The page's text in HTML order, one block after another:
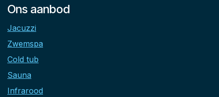
Ons aanbod
Jacuzzi
Zwemspa
Cold tub
Sauna
Infrarood